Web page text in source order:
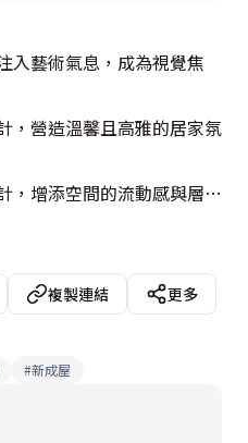
入藝術氣息，成為視覺焦
，營造溫馨且高雅的居家氛
，增添空間的流動感與層次
光線效果。
求，保持空間整潔有序。
通透感，提升視覺延伸效
複製連結
更多
#新成屋